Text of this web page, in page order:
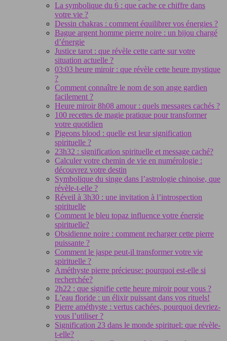
La symbolique du 6 : que cache ce chiffre dans
votre vie ?
Dessin chakras : comment équilibrer vos énergies ?
Bague argent homme pierre noire : un bijou chargé
d’énergie
Justice tarot : que révèle cette carte sur votre
situation actuelle ?
03:03 heure miroir : que révèle cette heure mystique
?
Comment connaître le nom de son ange gardien
facilement ?
Heure miroir 8h08 amour : quels messages cachés ?
100 recettes de magie pratique pour transformer
votre quotidien
Pigeons blood : quelle est leur signification
spirituelle ?
23h32 : signification spirituelle et message caché?
Calculer votre chemin de vie en numérologie :
découvrez votre destin
Symbolique du singe dans l’astrologie chinoise, que
révèle-t-elle ?
Réveil à 3h30 : une invitation à l’introspection
spirituelle
Comment le bleu topaz influence votre énergie
spirituelle?
Obsidienne noire : comment recharger cette pierre
puissante ?
Comment le jaspe peut-il transformer votre vie
spirituelle ?
Améthyste pierre précieuse: pourquoi est-elle si
recherchée?
2h22 : que signifie cette heure miroir pour vous ?
L’eau floride : un élixir puissant dans vos rituels!
Pierre améthyste : vertus cachées, pourquoi devriez-
vous l’utiliser ?
Signification 23 dans le monde spirituel: que révèle-
t-elle?